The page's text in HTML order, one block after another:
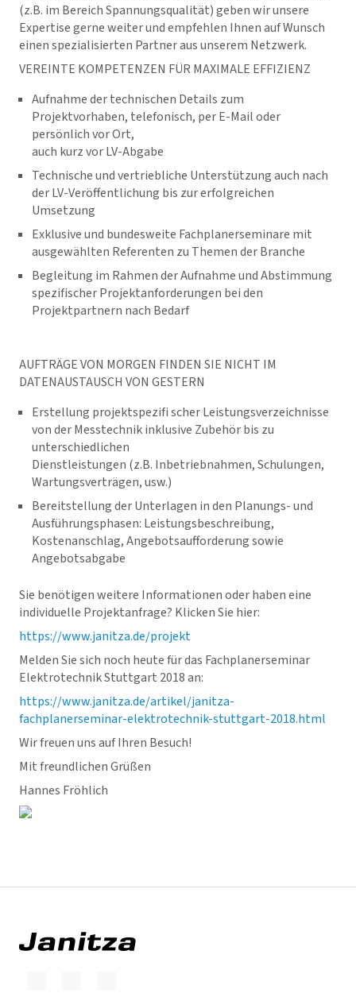
(z.B. im Bereich Spannungsqualität) geben wir unsere
Expertise gerne weiter und empfehlen Ihnen auf Wunsch
einen spezialisierten Partner aus unserem Netzwerk.
VEREINTE KOMPETENZEN FÜR MAXIMALE EFFIZIENZ
Aufnahme der technischen Details zum
Projektvorhaben, telefonisch, per E-Mail oder
persönlich vor Ort,
auch kurz vor LV-Abgabe
Technische und vertriebliche Unterstützung auch nach
der LV-Veröffentlichung bis zur erfolgreichen
Umsetzung
Exklusive und bundesweite Fachplanerseminare mit
ausgewählten Referenten zu Themen der Branche
Begleitung im Rahmen der Aufnahme und Abstimmung
spezifischer Projektanforderungen bei den
Projektpartnern nach Bedarf
AUFTRÄGE VON MORGEN FINDEN SIE NICHT IM
DATENAUSTAUSCH VON GESTERN
Erstellung projektspezifi scher Leistungsverzeichnisse
von der Messtechnik inklusive Zubehör bis zu
unterschiedlichen
Dienstleistungen (z.B. Inbetriebnahmen, Schulungen,
Wartungsverträgen, usw.)
Bereitstellung der Unterlagen in den Planungs- und
Ausführungsphasen: Leistungsbeschreibung,
Kostenanschlag, Angebotsaufforderung sowie
Angebotsabgabe
Sie benötigen weitere Informationen oder haben eine
individuelle Projektanfrage? Klicken Sie hier:
https://www.janitza.de/projekt
Melden Sie sich noch heute für das Fachplanerseminar
Elektrotechnik Stuttgart 2018 an:
https://www.janitza.de/artikel/janitza-
fachplanerseminar-elektrotechnik-stuttgart-2018.html
Wir freuen uns auf Ihren Besuch!
Mit freundlichen Grüßen
Hannes Fröhlich